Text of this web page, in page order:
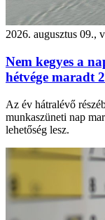
2026. augusztus 09.,
Nem kegyes a
hétvége maradt
Az év hátralévő
munkaszüneti nap
lehetőség lesz.